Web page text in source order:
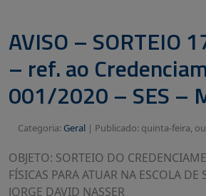
AVISO – SORTEIO
– ref. ao
001/2020 – SES –
Categoria: Geral| Publicado: quinta-feira,
OBJETO: SORTEIO DO
FÍSICAS PARA ATUAR NA ESCOLA DE
JORGE DAVID NASSER